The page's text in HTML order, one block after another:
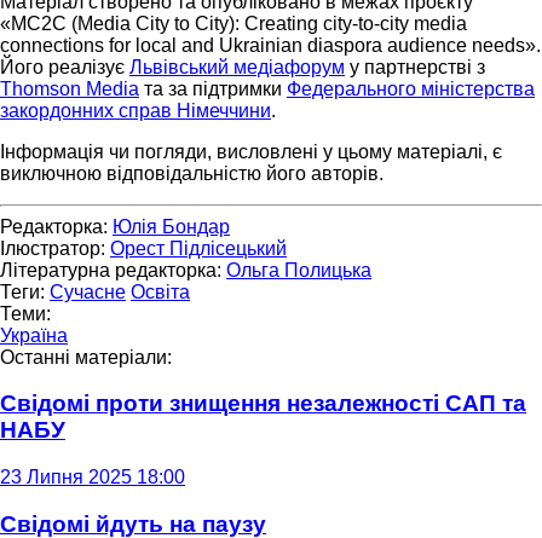
«MC2C (Media City to City): Creating city-to-city media
connections for local and Ukrainian diaspora audience needs».
Його реалізує Львівський медіафорум у партнерстві з
Thomson Media та за підтримки Федерального міністерства
закордонних справ Німеччини.
Інформація чи погляди, висловлені у цьому матеріалі, є
виключною відповідальністю його авторів.
Редакторка: Юлія Бондар
Ілюстратор: Орест Підлісецький
Літературна редакторка: Ольга Полицька
Теги: Сучасне Освіта
Теми:
Україна
Останні матеріали:
Свідомі проти знищення незалежності САП та
НАБУ
23 Липня 2025 18:00
Свідомі йдуть на паузу